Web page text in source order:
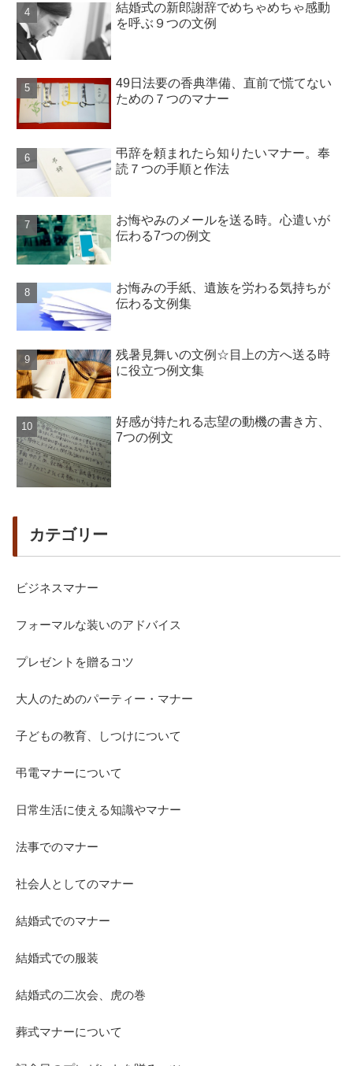
結婚式の新郎謝辞でめちゃめちゃ感動
を呼ぶ９つの文例
49日法要の香典準備、直前で慌てない
ための７つのマナー
弔辞を頼まれたら知りたいマナー。奉
読７つの手順と作法
お悔やみのメールを送る時。心遣いが
伝わる7つの例文
お悔みの手紙、遺族を労わる気持ちが
伝わる文例集
残暑見舞いの文例☆目上の方へ送る時
に役立つ例文集
好感が持たれる志望の動機の書き方、
7つの例文
カテゴリー
ビジネスマナー
フォーマルな装いのアドバイス
プレゼントを贈るコツ
大人のためのパーティー・マナー
子どもの教育、しつけについて
弔電マナーについて
日常生活に使える知識やマナー
法事でのマナー
社会人としてのマナー
結婚式でのマナー
結婚式での服装
結婚式の二次会、虎の巻
葬式マナーについて